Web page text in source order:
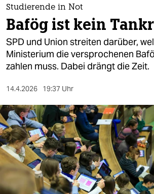
themen
politik
öko
sport
berlin
nord
wahrheit
Studierende in Not
Bafög ist kein
SPD und Union streiten darüber,
Ministerium die versprochenen
zahlen muss. Dabei drängt die Zeit.
14.4.2026 19:37 Uhr